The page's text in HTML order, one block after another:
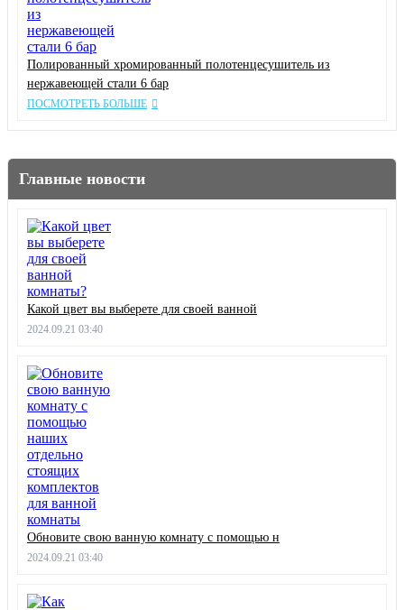
Полированный хромированный полотенцесушитель из
нержавеющей стали 6 бар
ПОСМОТРЕТЬ БОЛЬШЕ
Главные новости
Какой цвет вы выберете для своей ванной
2024.09.21 03:40
Обновите свою ванную комнату с помощью н
2024.09.21 03:40